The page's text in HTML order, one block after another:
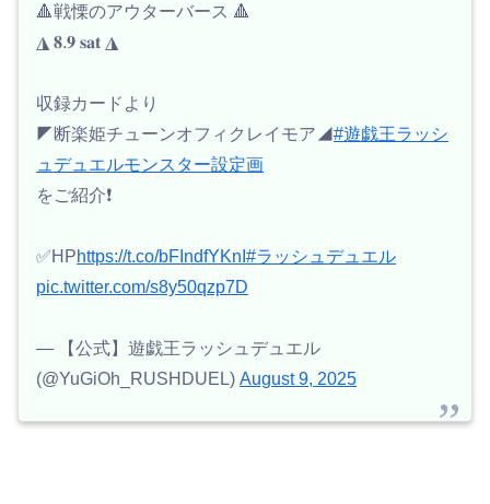
🔺戦慄のアウターバース 🔺
◮ 𝟖.𝟗 𝐬𝐚𝐭 ◮
収録カードより
◤断楽姫チューンオフィクレイモア◢#遊戯王ラッシ
ュデュエルモンスター設定画
をご紹介❗️
✅HPhttps://t.co/bFIndfYKnI #ラッシュデュエル
pic.twitter.com/s8y50qzp7D
— 【公式】遊戯王ラッシュデュエル
(@YuGiOh_RUSHDUEL) August 9, 2025